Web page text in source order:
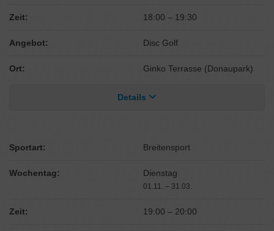
Zeit: 18:00 – 19:30
Angebot: Disc Golf
Ort: Ginko Terrasse (Donaupark)
Details
Sportart: Breitensport
Wochentag: Dienstag
01.11. – 31.03.
Zeit: 19:00 – 20:00